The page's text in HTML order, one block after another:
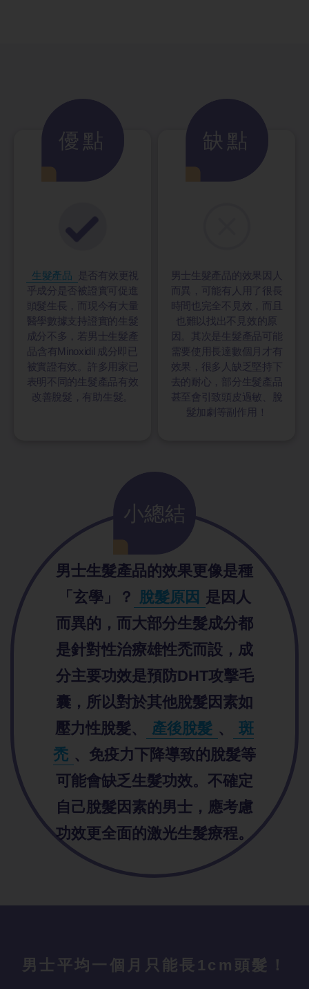
優點
生髮產品
是否有效更視
乎成分是否被證實可促進
頭髮生長，而現今有大量
醫學數據支持證實的生髮
成分不多，若男士生髮產
品含有Minoxidil 成分即已
被實證有效。許多用家已
表明不同的生髮產品有效
改善脫髮，有助生髮。
缺點
男士生髮產品的效果因人
而異，可能有人用了很長
時間也完全不見效，而且
也難以找出不見效的原
因。其次是生髮產品可能
需要使用長達數個月才有
效果，很多人缺乏堅持下
去的耐心，部分生髮產品
甚至會引致頭皮過敏、脫
髮加劇等副作用！
小總結
男士生髮產品的效果更像是種
「玄學」？ 脫髮原因 是因人
而異的，而大部分生髮成分都
是針對性治療雄性禿而設，成
分主要功效是預防DHT攻擊毛
囊，所以對於其他脫髮因素如
壓力性脫髮、
產後脫髮 、
斑
禿 、免疫力下降導致的脫髮等
可能會缺乏生髮功效。不確定
自己脫髮因素的男士，應考慮
功效更全面的激光生髮療程。
男士平均一個 月只能長1cm頭髮！